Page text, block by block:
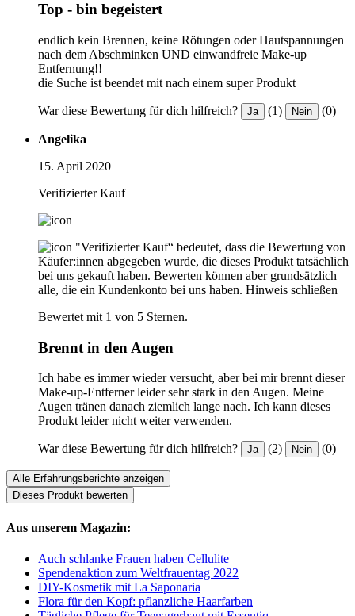
Top - bin begeistert
endlich kein Brennen, keine Rötungen oder Hautspannungen
nach dem Abschminken UND einwandfreie Make-up
Entfernung!!
die Suche ist beendet mit nach einem super Produkt
War diese Bewertung für dich hilfreich? Ja (1) Nein (0)
Angelika
15. April 2020
Verifizierter Kauf
"Verifizierter Kauf“ bedeutet, dass die Bewertung von
Käufer:innen abgegeben wurde, die dieses Produkt tatsächlich
bei uns gekauft haben. Bewerten können aber grundsätzlich
alle, die ein Kundenkonto bei uns haben. Hinweis schließen
Bewertet mit 1 von 5 Sternen.
Brennt in den Augen
Ich habe es immer wieder versucht, aber bei mir brennt dieser
Make-up-Entferner leider sehr stark in den Augen. Meine
Augen tränen danach ziemlich lange nach. Ich kann dieses
Produkt leider nicht weiter verwenden.
War diese Bewertung für dich hilfreich? Ja (2) Nein (0)
Alle Erfahrungsberichte anzeigen
Dieses Produkt bewerten
Aus unserem Magazin:
Auch schlanke Frauen haben Cellulite
Spendenaktion zum Weltfrauentag 2022
DIY-Kosmetik mit La Saponaria
Flora für den Kopf: pflanzliche Haarfarben